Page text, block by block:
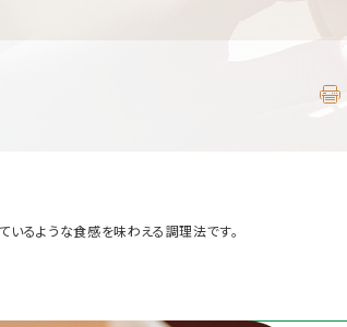
いるような食感を味わえる調理法です。